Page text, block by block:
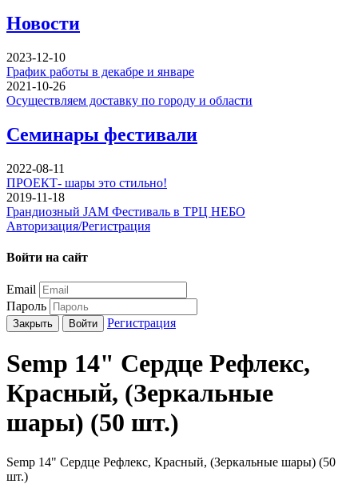
Новости
2023-12-10
График работы в декабре и январе
2021-10-26
Осуществляем доставку по городу и области
Семинары фестивали
2022-08-11
ПРОЕКТ- шары это стильно!
2019-11-18
Грандиозный JAM Фестиваль в ТРЦ НЕБО
Авторизация/Регистрация
Войти на сайт
Email
Пароль
Закрыть Войти Регистрация
Semp 14" Сердце Рефлекс,
Красный, (Зеркальные
шары) (50 шт.)
Semp 14" Сердце Рефлекс, Красный, (Зеркальные шары) (50
шт.)